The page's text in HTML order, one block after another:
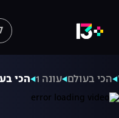
הכי בעולם עונה 1 הכי בעולם,